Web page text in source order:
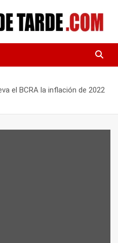
TARDE
el BCRA la inflación de 2022